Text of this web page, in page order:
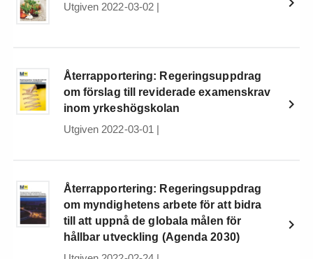
Utgiven 2022-03-02 |
Återrapportering: Regeringsuppdrag
om förslag till reviderade examenskrav
inom yrkeshögskolan
Utgiven 2022-03-01 |
Återrapportering: Regeringsuppdrag
om myndighetens arbete för att bidra
till att uppnå de globala målen för
hållbar utveckling (Agenda 2030)